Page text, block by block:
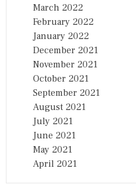
March 2022
February 2022
January 2022
December 2021
November 2021
October 2021
September 2021
August 2021
July 2021
June 2021
May 2021
April 2021